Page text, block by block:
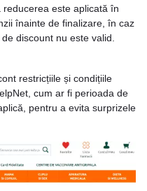
este aplicată în
înainte de finalizare, în caz
discount nu este valid.
restricțiile și condițiile
cum ar fi perioada de
pentru a evita surprizele